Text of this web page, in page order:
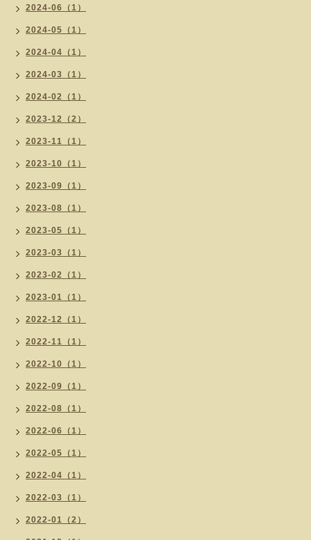
2024-06（1）
2024-05（1）
2024-04（1）
2024-03（1）
2024-02（1）
2023-12（2）
2023-11（1）
2023-10（1）
2023-09（1）
2023-08（1）
2023-05（1）
2023-03（1）
2023-02（1）
2023-01（1）
2022-12（1）
2022-11（1）
2022-10（1）
2022-09（1）
2022-08（1）
2022-06（1）
2022-05（1）
2022-04（1）
2022-03（1）
2022-01（2）